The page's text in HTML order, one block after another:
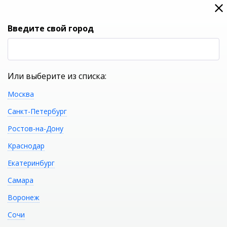
0
Перфорированная
решетка ALCAPLAST PURE-750L
Введите свой город
Или выберите из списка:
Москва
Санкт-Петербург
Ростов-на-Дону
Краснодар
Екатеринбург
Самара
Воронеж
Сочи